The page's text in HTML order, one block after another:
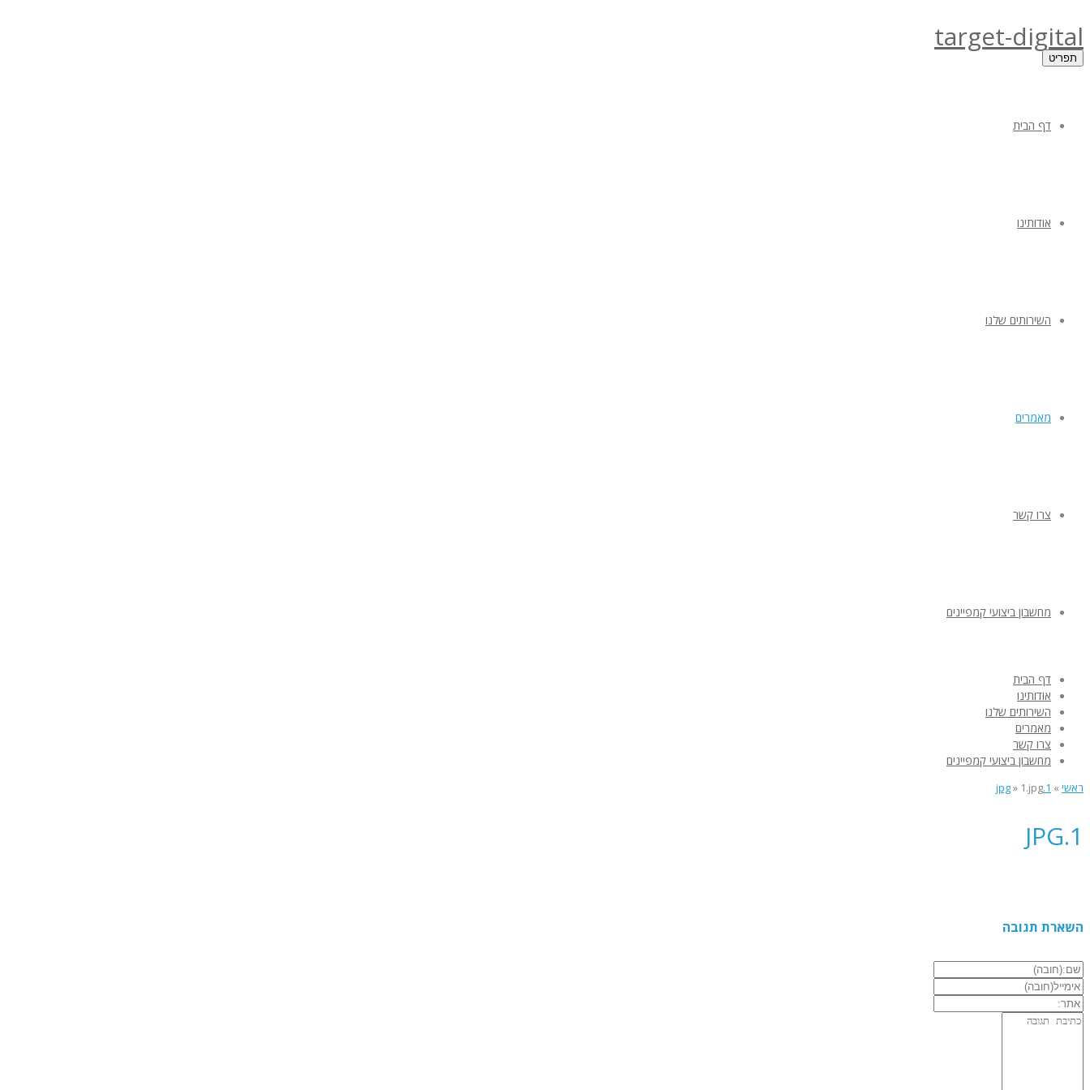
target-digital
תפריט
דף הבית
אודותינו
השירותים שלנו
מאמרים
צרו קשר
מחשבון ביצועי קמפיינים
דף הבית
אודותינו
השירותים שלנו
מאמרים
צרו קשר
מחשבון ביצועי קמפיינים
ראשי »
1.jpg
» 1.jpg
1.JPG
השארת תגובה